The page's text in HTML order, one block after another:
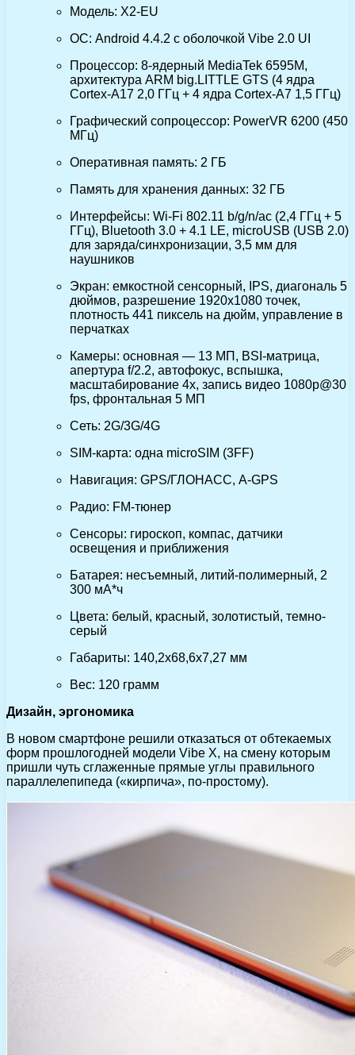
Модель: X2-EU
ОС: Android 4.4.2 с оболочкой Vibe 2.0 UI
Процессор: 8-ядерный MediaTek 6595M,
архитектура ARM big.LITTLE GTS (4 ядра
Cortex-A17 2,0 ГГц + 4 ядра Cortex-A7 1,5 ГГц)
Графический сопроцессор: PowerVR 6200 (450
МГц)
Оперативная память: 2 ГБ
Память для хранения данных: 32 ГБ
Интерфейсы: Wi-Fi 802.11 b/g/n/ac (2,4 ГГц + 5
ГГц), Bluetooth 3.0 + 4.1 LE, microUSB (USB 2.0)
для заряда/синхронизации, 3,5 мм для
наушников
Экран: емкостной сенсорный, IPS, диагональ 5
дюймов, разрешение 1920х1080 точек,
плотность 441 пиксель на дюйм, управление в
перчатках
Камеры: основная — 13 МП, BSI-матрица,
апертура f/2.2, автофокус, вспышка,
масштабирование 4х, запись видео 1080p@30
fps, фронтальная 5 МП
Сеть: 2G/3G/4G
SIM-карта: одна microSIM (3FF)
Навигация: GPS/ГЛОНАСС, A-GPS
Радио: FM-тюнер
Сенсоры: гироскоп, компас, датчики
освещения и приближения
Батарея: несъемный, литий-полимерный, 2
300 мА*ч
Цвета: белый, красный, золотистый, темно-
серый
Габариты: 140,2х68,6х7,27 мм
Вес: 120 грамм
Дизайн, эргономика
В новом смартфоне решили отказаться от обтекаемых
форм прошлогодней модели Vibe X, на смену которым
пришли чуть сглаженные прямые углы правильного
параллелепипеда («кирпича», по-простому).